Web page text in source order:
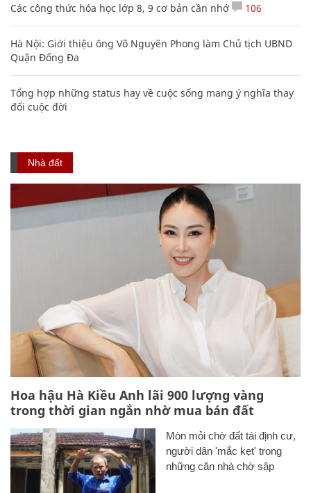
Các công thức hóa học lớp 8, 9 cơ bản cần nhớ 106
Hà Nội: Giới thiệu ông Võ Nguyên Phong làm Chủ tịch UBND
Quận Đống Đa
Tổng hợp những status hay về cuộc sống mang ý nghĩa thay
đổi cuộc đời
Nhà đất
Hoa hậu Hà Kiều Anh lãi 900 lượng vàng
trong thời gian ngắn nhờ mua bán đất
Mòn mỏi chờ đất tái định cư,
người dân 'mắc kẹt' trong
những căn nhà chờ sập